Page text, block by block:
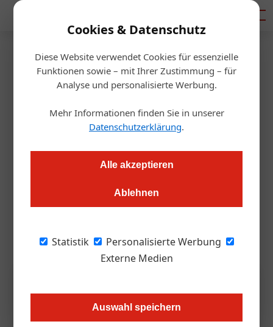
Cookies & Datenschutz
Diese Website verwendet Cookies für essenzielle
Funktionen sowie – mit Ihrer Zustimmung – für
Analyse und personalisierte Werbung.
Mehr Informationen finden Sie in unserer
Datenschutzerklärung.
Alle akzeptieren
Ablehnen
Statistik
Personalisierte Werbung
Externe Medien
Auswahl speichern
Startseite/Hotellerie
Hotellerie: Wenn der
Eigentümer zum Risiko wird
Der Rücktritt von Tom Pritzker als Executive Chairman von
Hyatt zeigt: Die bewusste Nähe zu einem verurteilten
berühren, die weit über Quartalsergebnisse hinausgeht.